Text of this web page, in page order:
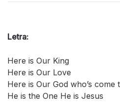
Letra:
Here is Our King
Here is Our Love
Here is Our God who’s
He is the One He is Jesus